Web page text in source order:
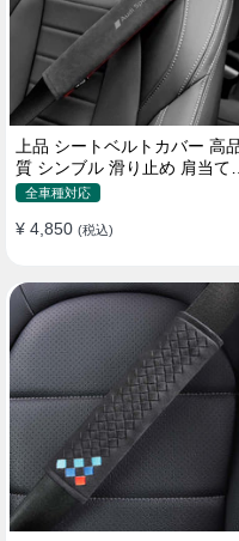
上品 シートベルトカバー 高品
質 シンブル 滑り止め 肩当てパ
ッド 圧迫感軽減
全車種対応
¥ 4,850 (税込)